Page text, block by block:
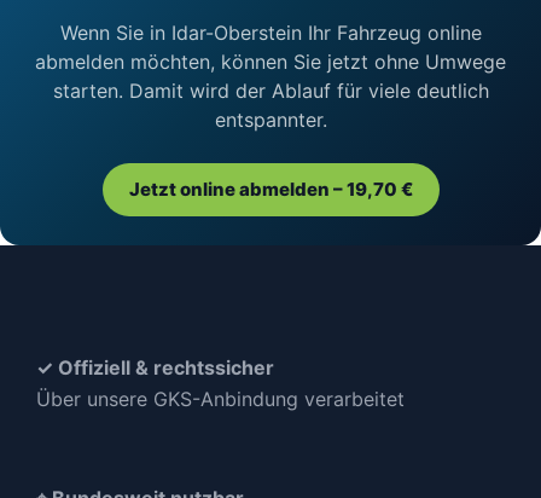
Wenn Sie in Idar-Oberstein Ihr Fahrzeug online
abmelden möchten, können Sie jetzt ohne Umwege
starten. Damit wird der Ablauf für viele deutlich
entspannter.
Jetzt online abmelden – 19,70 €
✓ Offiziell & rechtssicher
Über unsere GKS-Anbindung verarbeitet